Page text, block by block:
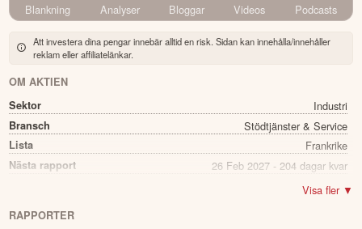
Blankning
Analyser Bloggar Videos Podcasts
Att investera dina pengar innebär alltid en risk. Sidan kan innehålla/innehåller
reklam eller affiliatelänkar.
OM AKTIEN
Sektor
Industri
Bransch Stödtjänster & Service
Lista Frankrike
Nästa rapport 26 Feb 2027 - 204 dagar kvar
6.47%
Visa fler ▼
RAPPORTER